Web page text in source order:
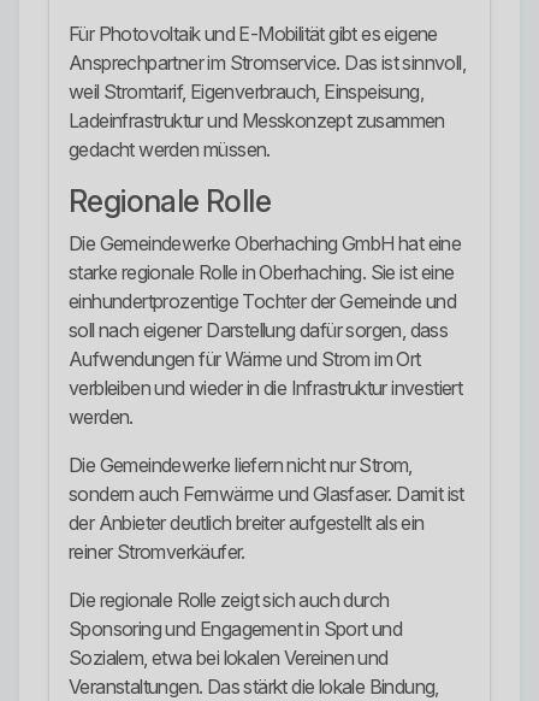
Für Photovoltaik und E-Mobilität gibt es eigene
Ansprechpartner im Stromservice. Das ist sinnvoll,
weil Stromtarif, Eigenverbrauch, Einspeisung,
Ladeinfrastruktur und Messkonzept zusammen
gedacht werden müssen.
Regionale Rolle
Die Gemeindewerke Oberhaching GmbH hat eine
starke regionale Rolle in Oberhaching. Sie ist eine
einhundertprozentige Tochter der Gemeinde und
soll nach eigener Darstellung dafür sorgen, dass
Aufwendungen für Wärme und Strom im Ort
verbleiben und wieder in die Infrastruktur investiert
werden.
Die Gemeindewerke liefern nicht nur Strom,
sondern auch Fernwärme und Glasfaser. Damit ist
der Anbieter deutlich breiter aufgestellt als ein
reiner Stromverkäufer.
Die regionale Rolle zeigt sich auch durch
Sponsoring und Engagement in Sport und
Sozialem, etwa bei lokalen Vereinen und
Veranstaltungen. Das stärkt die lokale Bindung,